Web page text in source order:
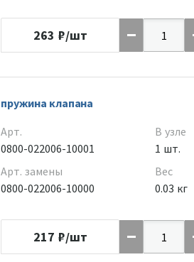
263 ₽/шт
пружина клапана
Арт.
0800-022006-10001
Арт. замены
0800-022006-10000
В узле
1 шт.
Вес
0.03 кг
217 ₽/шт